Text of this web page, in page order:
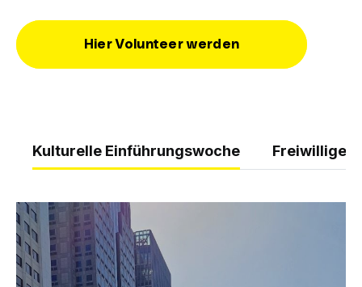
Hier Volunteer werden
Kulturelle Einführungswoche